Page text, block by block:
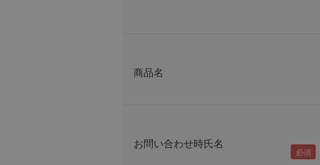
商品名
お問い合わせ時氏名